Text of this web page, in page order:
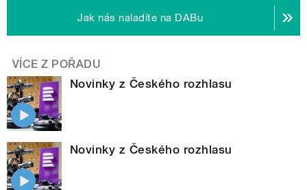
Jak nás naladíte na DABu
VÍCE Z POŘADU
Novinky z Českého rozhlasu
Novinky z Českého rozhlasu